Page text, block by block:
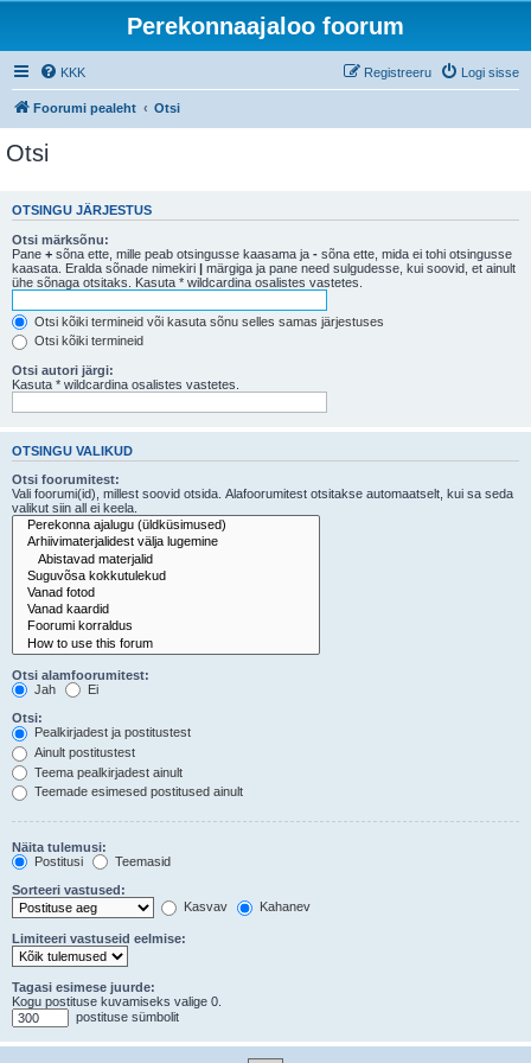
Perekonnaajaloo foorum
KKK Logi sisse
Registreeru
Foorumi pealeht Otsi
Otsi
OTSINGU JÄRJESTUS
Otsi märksõnu:
Pane + sõna ette, mille peab otsingusse kaasama ja - sõna ette, mida ei tohi otsingusse
kaasata. Eralda sõnade nimekiri | märgiga ja pane need sulgudesse, kui soovid, et ainult
ühe sõnaga otsitaks. Kasuta * wildcardina osalistes vastetes.
Otsi kõiki termineid või kasuta sõnu selles samas järjestuses
Otsi kõiki termineid
Otsi autori järgi:
Kasuta * wildcardina osalistes vastetes.
OTSINGU VALIKUD
Otsi foorumitest:
Vali foorumi(id), millest soovid otsida. Alafoorumitest otsitakse automaatselt, kui sa seda
valikut siin all ei keela.
Otsi alamfoorumitest:
Jah
Ei
Otsi:
Pealkirjadest ja postitustest
Ainult postitustest
Teema pealkirjadest ainult
Teemade esimesed postitused ainult
Näita tulemusi:
Postitusi
Teemasid
Sorteeri vastused:
Kasvav
Kahanev
Limiteeri vastuseid eelmise:
Tagasi esimese juurde:
Kogu postituse kuvamiseks valige 0.
postituse sümbolit